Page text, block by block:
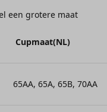
een grotere maat
Cupmaat(NL)
65AA, 65A, 65B, 70AA